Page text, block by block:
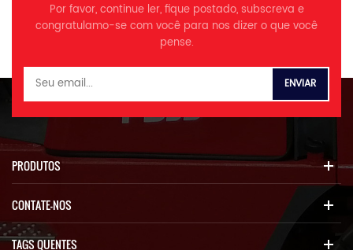
Por favor, continue ler, fique postado, subscreva e
congratulamo-se com você para nos dizer o que você
pense.
PRODUTOS
CONTATE-NOS
TAGS QUENTES